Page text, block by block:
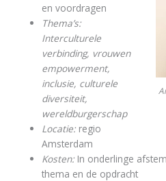
en voordragen
Thema’s:
Interculturele
verbinding, vrouwen
empowerment,
inclusie, culturele
diversiteit,
wereldburgerschap
Locatie: regio
Amsterdam
Kosten: In onderlinge
thema en de opdracht